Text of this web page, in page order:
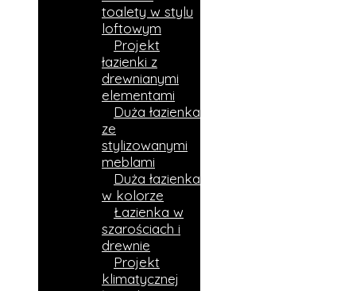
toalety w stylu
loftowym
Projekt
łazienki z
drewnianymi
elementami
Duża łazienka
ze
stylizowanymi
meblami
Duża łazienka
w kolorze
Łazienka w
szarościach i
drewnie
Projekt
klimatycznej